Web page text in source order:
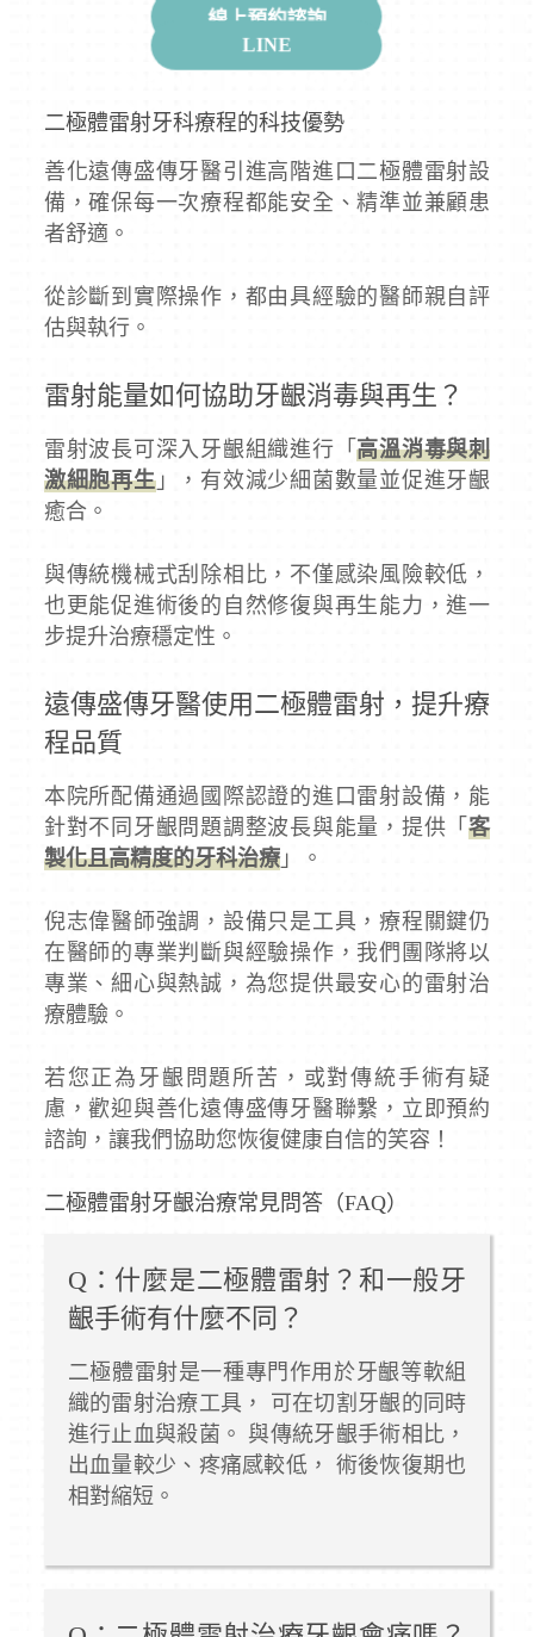
線上預約諮詢
LINE
二極體雷射牙科療程的科技優勢
善化遠傳盛傳牙醫引進高階進口二極體雷射設
備，確保每一次療程都能安全、精準並兼顧患
者舒適。
從診斷到實際操作，都由具經驗的醫師親自評
估與執行。
雷射能量如何協助牙齦消毒與再生？
雷射波長可深入牙齦組織進行「高溫消毒與刺
激細胞再生」，有效減少細菌數量並促進牙齦
癒合。
與傳統機械式刮除相比，不僅感染風險較低，
也更能促進術後的自然修復與再生能力，進一
步提升治療穩定性。
遠傳盛傳牙醫使用二極體雷射，提升療
程品質
本院所配備通過國際認證的進口雷射設備，能
針對不同牙齦問題調整波長與能量，提供「客
製化且高精度的牙科治療」。
倪志偉醫師強調，設備只是工具，療程關鍵仍
在醫師的專業判斷與經驗操作，我們團隊將以
專業、細心與熱誠，為您提供最安心的雷射治
療體驗。
若您正為牙齦問題所苦，或對傳統手術有疑
慮，歡迎與善化遠傳盛傳牙醫聯繫，立即預約
諮詢，讓我們協助您恢復健康自信的笑容！
二極體雷射牙齦治療常見問答（FAQ）
Q：什麼是二極體雷射？和一般牙
齦手術有什麼不同？
二極體雷射是一種專門作用於牙齦等軟組
織的雷射治療工具， 可在切割牙齦的同時
進行止血與殺菌。 與傳統牙齦手術相比，
出血量較少、疼痛感較低， 術後恢復期也
相對縮短。